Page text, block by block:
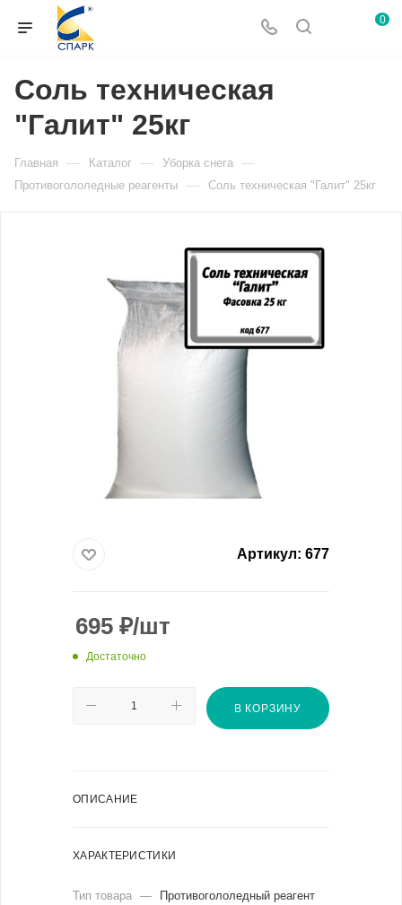
0
Соль техническая
"Галит" 25кг
Главная — Каталог — Уборка снега —
Противогололедные реагенты — Соль техническая "Галит" 25кг
Артикул: 677
695 ₽/шт
Достаточно
В КОРЗИНУ
ОПИСАНИЕ
ХАРАКТЕРИСТИКИ
Тип товара — Противогололедный реагент